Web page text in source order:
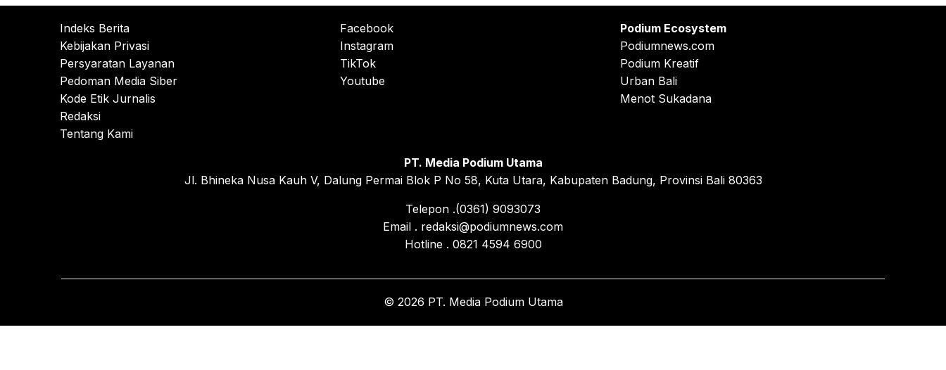
Indeks Berita
Kebijakan Privasi
Persyaratan Layanan
Pedoman Media Siber
Kode Etik Jurnalis
Redaksi
Tentang Kami
Facebook
Instagram
TikTok
Youtube
Podium Ecosystem
Podiumnews.com
Podium Kreatif
Urban Bali
Menot Sukadana
PT. Media Podium Utama
Jl. Bhineka Nusa Kauh V, Dalung Permai Blok P No 58, Kuta Utara, Kabupaten Badung, Provinsi Bali 80363
Telepon .(0361) 9093073
Email . redaksi@podiumnews.com
Hotline . 0821 4594 6900
© 2026 PT. Media Podium Utama